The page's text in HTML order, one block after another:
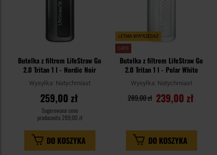
Butelka z filtrem LifeStraw Go
2.0 Tritan 1 l - Nordic Noir
Wysyłka: Natychmiast
259,00 zł
Sugerowana cena
producenta 289,00 zł
DO KOSZYKA
LETNIA WYPRZEDAŻ
LATO
Butelka z filtrem LifeStraw Go
2.0 Tritan 1 l - Polar White
Wysyłka: Natychmiast
239,00 zł
289,00 zł
DO KOSZYKA